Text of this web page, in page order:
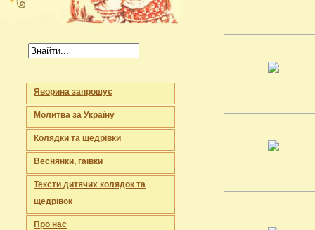
Яворина запрошує
Молитва за Україну
Колядки та щедрівки
Веснянки, гаївки
Тексти дитячих колядок та
щедрівок
Про нас